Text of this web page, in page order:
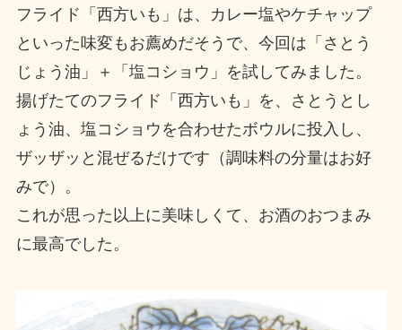
フライド「西方いも」は、カレー塩やケチャップ
といった味変もお薦めだそうで、今回は「さとう
じょう油」＋「塩コショウ」を試してみました。
揚げたてのフライド「西方いも」を、さとうとし
ょう油、塩コショウを合わせたボウルに投入し、
ザッザッと混ぜるだけです（調味料の分量はお好
みで）。
これが思った以上に美味しくて、お酒のおつまみ
に最高でした。